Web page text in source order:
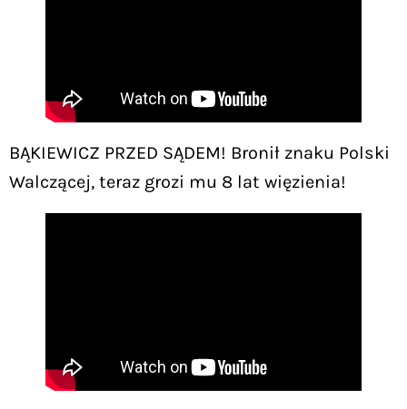
BĄKIEWICZ PRZED SĄDEM! Bronił znaku Polski
Walczącej, teraz grozi mu 8 lat więzienia!